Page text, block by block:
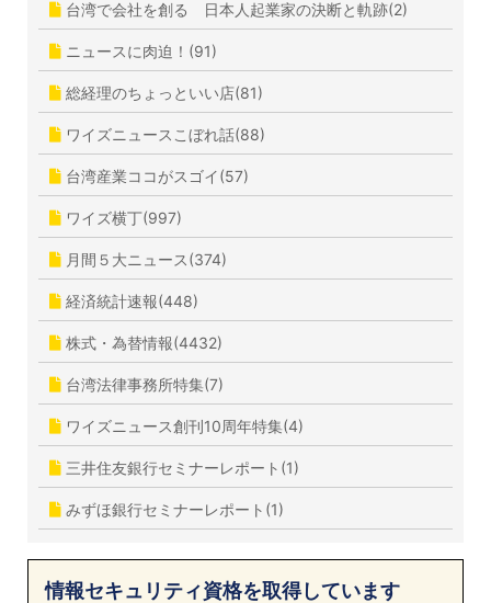
台湾で会社を創る 日本人起業家の決断と軌跡(2)
ニュースに肉迫！(91)
総経理のちょっといい店(81)
ワイズニュースこぼれ話(88)
台湾産業ココがスゴイ(57)
ワイズ横丁(997)
月間５大ニュース(374)
経済統計速報(448)
株式・為替情報(4432)
台湾法律事務所特集(7)
ワイズニュース創刊10周年特集(4)
三井住友銀行セミナーレポート(1)
みずほ銀行セミナーレポート(1)
情報セキュリティ資格を取得しています